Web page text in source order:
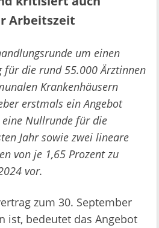
Arbeitszeit
um einen
für die rund 55.000 Ärztinnen
Krankenhäusern
erstmals ein Angebot
eine Nullrunde für die
Jahr sowie zwei lineare
von je 1,65 Prozent zu
vor.
zum 30. September
ist, bedeutet das Angebot